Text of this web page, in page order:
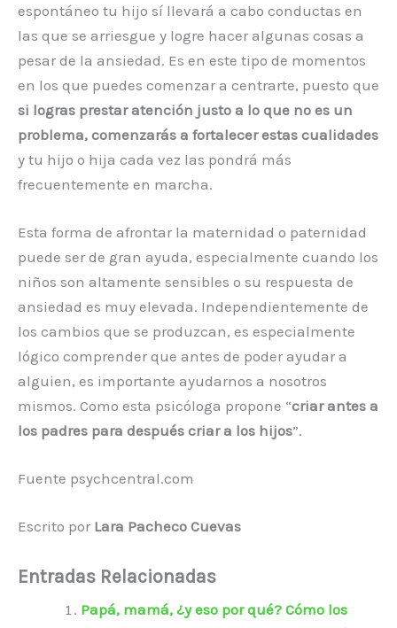
espontáneo tu hijo sí llevará a cabo conductas en
las que se arriesgue y logre hacer algunas cosas a
pesar de la ansiedad. Es en este tipo de momentos
en los que puedes comenzar a centrarte, puesto que
si logras prestar atención justo a lo que no es un
problema, comenzarás a fortalecer estas cualidades
y tu hijo o hija cada vez las pondrá más
frecuentemente en marcha.
Esta forma de afrontar la maternidad o paternidad
puede ser de gran ayuda, especialmente cuando los
niños son altamente sensibles o su respuesta de
ansiedad es muy elevada. Independientemente de
los cambios que se produzcan, es especialmente
lógico comprender que antes de poder ayudar a
alguien, es importante ayudarnos a nosotros
mismos. Como esta psicóloga propone “criar antes a
los padres para después criar a los hijos”.
Fuente psychcentral.com
Escrito por Lara Pacheco Cuevas
Entradas Relacionadas
Papá, mamá, ¿y eso por qué? Cómo los